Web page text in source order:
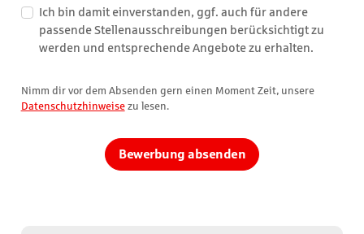
Ich bin damit einverstanden, ggf. auch für andere
passende Stellenausschreibungen berücksichtigt zu
werden und entsprechende Angebote zu erhalten.
Nimm dir vor dem Absenden gern einen Moment Zeit, unsere
Datenschutzhinweisezu lesen.
Bewerbung absenden